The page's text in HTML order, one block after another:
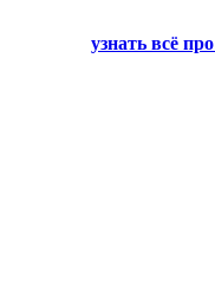
узнать всё про